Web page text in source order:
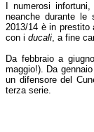
I numerosi
neanche durante le
2013/14 è in
con i ducali, a fine
Da febbraio a
maggio!). Da
un difensore del
terza serie.